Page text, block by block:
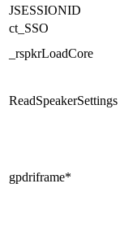
JSESSIONID
ct_SSO
_rspkrLoadCore
ReadSpeakerSettings
gpdriframe*